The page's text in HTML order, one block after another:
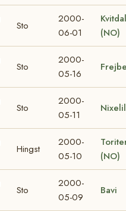
Sto
2000-
06-01
(NO)
Sto
2000-
05-16
Sto
2000-
05-11
Hingst
2000-
05-10
(NO)
Sto
2000-
05-09
Bavi